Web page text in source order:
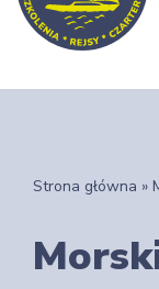
Strona główna »